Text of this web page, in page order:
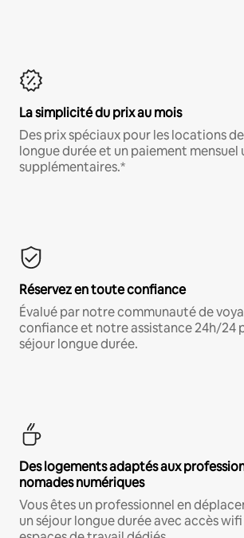
La simplicité du prix au mois
Des prix spéciaux pour les locations
longue durée et un paiement mensuel
supplémentaires.*
Réservez en toute confiance
Évalué par notre communauté de
confiance et notre assistance 24h/24
séjour longue durée.
Des logements adaptés aux
nomades numériques
Vous êtes un professionnel en
un séjour longue durée avec accès